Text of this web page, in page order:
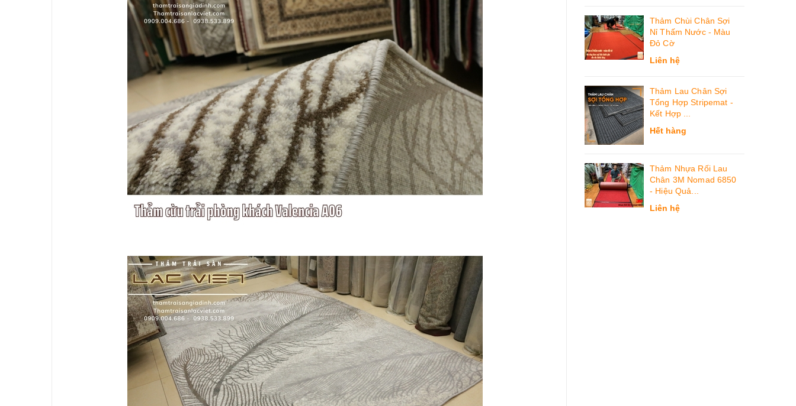
Thảm Chùi Chân Sợi
Nỉ Thấm Nước - Màu
Đỏ Cờ
Liên hệ
Thảm Lau Chân Sợi
Tổng Hợp Stripemat -
Kết Hợp ...
Hết hàng
Thảm Nhựa Rối Lau
Chân 3M Nomad 6850
- Hiệu Quả...
Liên hệ